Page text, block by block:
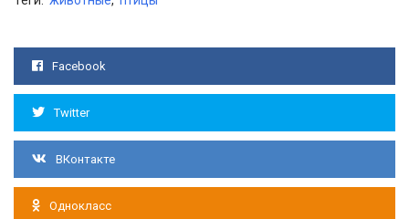
Facebook
Twitter
ВКонтакте
Однокласс